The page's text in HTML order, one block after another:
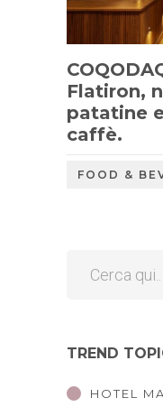
Flatiron,
patatine
caffè.
FOOD &
TREND
HOTEL